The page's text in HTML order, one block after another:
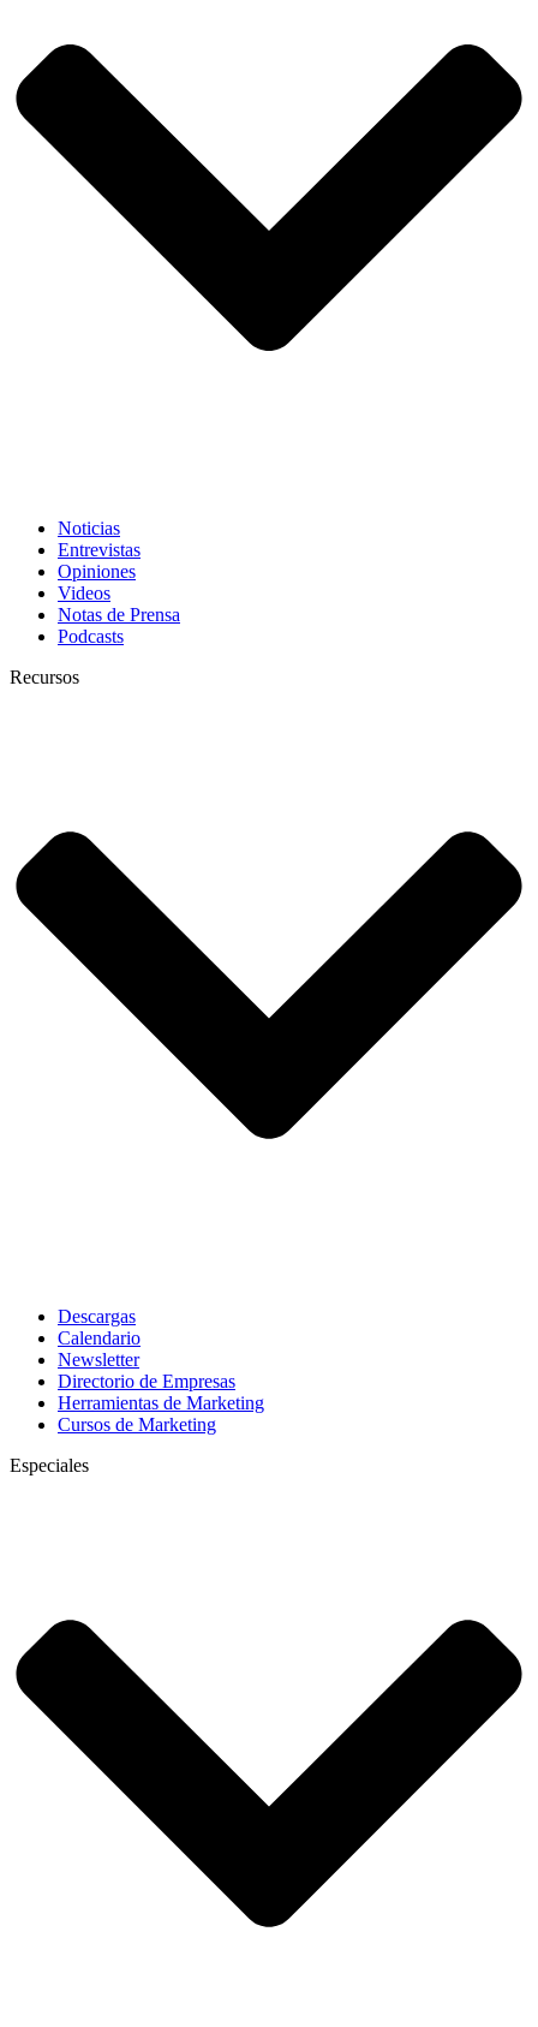
Noticias
Entrevistas
Opiniones
Videos
Notas de Prensa
Podcasts
Recursos
Descargas
Calendario
Newsletter
Directorio de Empresas
Herramientas de Marketing
Cursos de Marketing
Especiales